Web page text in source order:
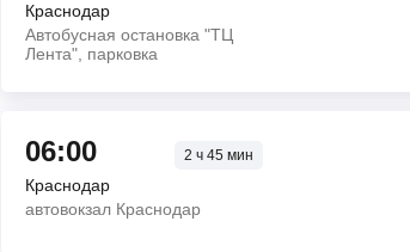
Краснодар
Автобусная остановка "ТЦ
Лента", парковка
06:00 2 ч45 мин
Краснодар
автовокзал Краснодар